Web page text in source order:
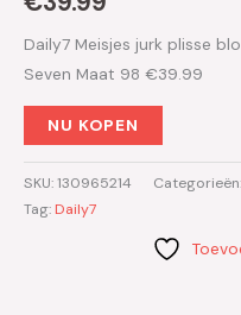
Daily7 Meisjes jurk plisse
Seven Maat 98 €39.99
NU KOPEN
SKU:130965214 Categorieën:
Tag: Daily7